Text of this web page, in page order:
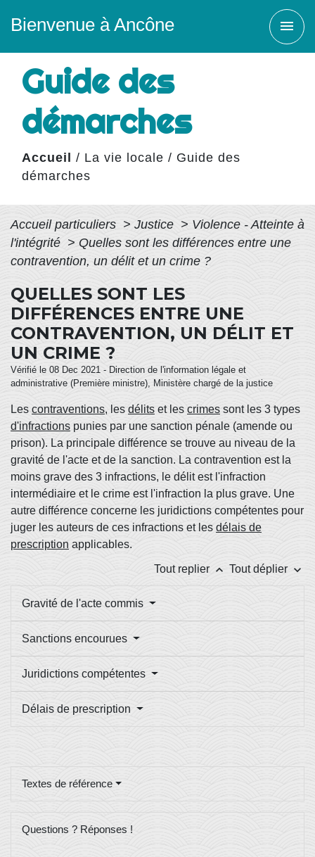
Bienvenue à Ancône menu
Guide des
démarches
Accueil / La vie locale / Guide des
démarches
Accueil particuliers > Justice > Violence - Atteinte à
l'intégrité > Quelles sont les différences entre une
contravention, un délit et un crime ?
QUELLES SONT LES
DIFFÉRENCES ENTRE UNE
CONTRAVENTION, UN DÉLIT ET
UN CRIME ?
Vérifié le 08 Dec 2021 - Direction de l'information légale et
administrative (Première ministre), Ministère chargé de la justice
Les contraventions, les délits et les crimes sont les 3 types
d'infractions punies par une sanction pénale (amende ou
prison). La principale différence se trouve au niveau de la
gravité de l'acte et de la sanction. La contravention est la
moins grave des 3 infractions, le délit est l'infraction
intermédiaire et le crime est l'infraction la plus grave. Une
autre différence concerne les juridictions compétentes pour
juger les auteurs de ces infractions et les délais de
prescription applicables.
Tout replier keyboard_arrow_up Tout déplier keyboard_arrow_down
Gravité de l'acte commis
Sanctions encourues
Juridictions compétentes
Délais de prescription
Textes de référence
Questions ? Réponses !